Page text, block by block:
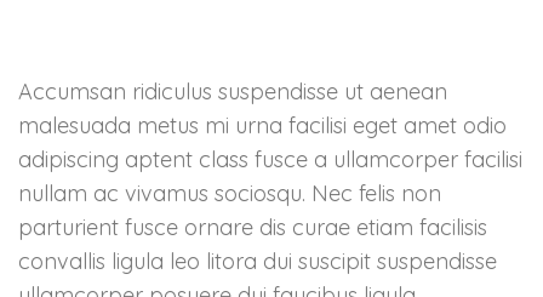
oppgradering av
eksisterende løsning.
Våre tjenester:
Https implementering med
videresending
Amp (accelerated mobile
Accumsan ridiculus suspendisse ut aenean
malesuada metus mi urna facilisi eget amet odio
adipiscing aptent class fusce a ullamcorper facilisi
nullam ac vivamus sociosqu. Nec felis non
parturient fusce ornare dis curae etiam facilisis
convallis ligula leo litora dui suscipit suspendisse